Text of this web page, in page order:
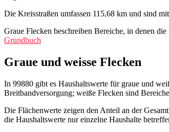
Die Kreisstraßen umfassen 115,68 km und sind
Graue Flecken beschreiben Bereiche, in denen
Grundbuch
Graue und weisse Flecken
In 99880 gibt es Haushaltswerte für graue und
Breitbandversorgung; weiße Flecken sind
Die Flächenwerte zeigen den Anteil an der
die Haushaltswerte nur einzelne Haushalte